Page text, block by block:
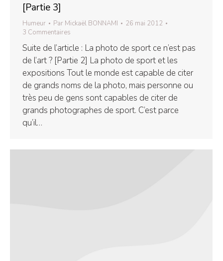
[Partie 3]
Humeur Par Mickaël BONNAMI
26 mai 2012
3 Commentaires
Suite de l’article : La photo de sport ce n’est pas
de l’art ? [Partie 2] La photo de sport et les
expositions Tout le monde est capable de citer
de grands noms de la photo, mais personne ou
très peu de gens sont capables de citer de
grands photographes de sport. C’est parce
qu’il…